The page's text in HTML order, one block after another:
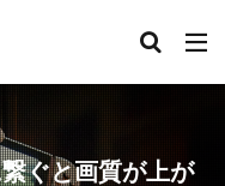
ぐと画質が上が